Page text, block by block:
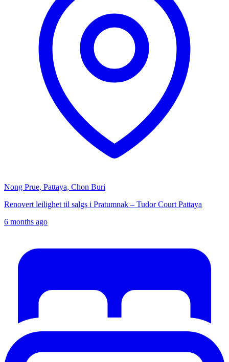
Nong Prue, Pattaya, Chon Buri
Renovert leilighet til salgs i Pratumnak – Tudor Court Pattaya
6 months ago